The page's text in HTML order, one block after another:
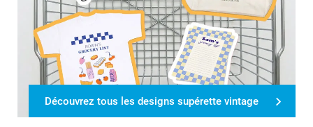
Découvrez tous les designs supérette vintage